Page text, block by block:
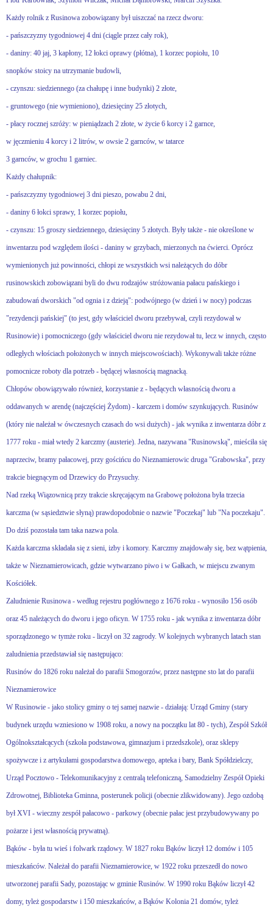
Każdy rolnik z Rusinowa zobowiązany był uiszczać na rzecz dworu:
- pańszczyzny tygodniowej 4 dni (ciągle przez cały rok),
- daniny: 40 jaj, 3 kapłony, 12 łokci oprawy (płótna), 1 korzec popiołu, 10
snopków stoicy na utrzymanie budowli,
- czynszu: siedziennego (za chałupę i inne budynki) 2 złote,
- gruntowego (nie wymieniono), dziesięciny 25 złotych,
- płacy rocznej szróży: w pieniądzach 2 złote, w życie 6 korcy i 2 garnce,
w jęczmieniu 4 korcy i 2 litrów, w owsie 2 garnców, w tatarce
3 garnców, w grochu 1 garniec.
Każdy chałupnik:
- pańszczyzny tygodniowej 3 dni pieszo, powabu 2 dni,
- daniny 6 łokci sprawy, 1 korzec popiołu,
- czynszu: 15 groszy siedziennego, dziesięciny 5 złotych. Były także - nie określone w
inwentarzu pod względem ilości - daniny w grzybach, mierzonych na ćwierci. Oprócz
wymienionych już powinności, chłopi ze wszystkich wsi należących do dóbr
rusinowskich zobowiązani byli do dwu rodzajów stróżowania pałacu pańskiego i
zabudowań dworskich "od ognia i z dzieją": podwójnego (w dzień i w nocy) podczas
"rezydencji pańskiej" (to jest, gdy właściciel dworu przebywał, czyli rezydował w
Rusinowie) i pomocniczego (gdy właściciel dworu nie rezydował tu, lecz w innych, często
odległych włościach położonych w innych miejscowościach). Wykonywali także różne
pomocnicze roboty dla potrzeb - będącej własnością magnacką.
Chłopów obowiązywało również, korzystanie z - będących własnością dworu a
oddawanych w arendę (najczęściej Żydom) - karczem i domów szynkujących. Rusinów
(który nie należał w ówczesnych czasach do wsi dużych) - jak wynika z inwentarza dóbr z
1777 roku - miał wtedy 2 karczmy (austerie). Jedna, nazywana "Rusinowską", mieściła się
naprzeciw, bramy pałacowej, przy gościńcu do Nieznamierowic druga "Grabowska", przy
trakcie biegnącym od Drzewicy do Przysuchy.
Nad rzeką Wiązownicą przy trakcie skręcającym na Grabowę położona była trzecia
karczma (w sąsiedztwie słyną) prawdopodobnie o nazwie "Poczekaj" lub "Na poczekaju".
Do dziś pozostała tam taka nazwa pola.
Każda karczma składała się z sieni, izby i komory. Karczmy znajdowały się, bez wątpienia,
także w Nieznamierowicach, gdzie wytwarzano piwo i w Gałkach, w miejscu zwanym
Kościółek.
Zaludnienie Rusinowa - według rejestru pogłównego z 1676 roku - wynosiło 156 osób
oraz 45 należących do dworu i jego oficyn. W 1755 roku - jak wynika z inwentarza dóbr
sporządzonego w tymże roku - liczył on 32 zagrody. W kolejnych wybranych latach stan
zaludnienia przedstawiał się następująco:
Rusinów do 1826 roku należał do parafii Smogorzów, przez następne sto lat do parafii
Nieznamierowice
W Rusinowie - jako stolicy gminy o tej samej nazwie - działają: Urząd Gminy (stary
budynek urzędu wzniesiono w 1908 roku, a nowy na początku lat 80 - tych), Zespół Szkół
Ogólnokształcących (szkoła podstawowa, gimnazjum i przedszkole), oraz sklepy
spożywcze i z artykułami gospodarstwa domowego, apteka i bary, Bank Spółdzielczy,
Urząd Pocztowo - Telekomunikacyjny z centralą telefoniczną, Samodzielny Zespół Opieki
Zdrowotnej, Biblioteka Gminna, posterunek policji (obecnie zlikwidowany). Jego ozdobą
był XVI - wieczny zespół pałacowo - parkowy (obecnie pałac jest przybudowywany po
pożarze i jest własnością prywatną).
Bąków - była tu wieś i folwark rządowy. W 1827 roku Bąków liczył 12 domów i 105
mieszkańców. Należał do parafii Nieznamierowice, w 1922 roku przeszedł do nowo
utworzonej parafii Sady, pozostając w gminie Rusinów. W 1990 roku Bąków liczył 42
domy, tyleż gospodarstw i 150 mieszkańców, a Bąków Kolonia 21 domów, tyleż